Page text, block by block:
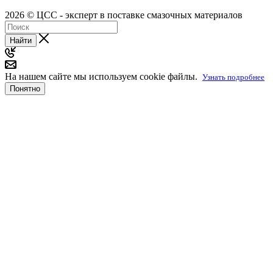
2026 © ЦСС - эксперт в поставке смазочных материалов
Найти
На нашем сайте мы используем cookie файлы. Узнать подробнее
Понятно